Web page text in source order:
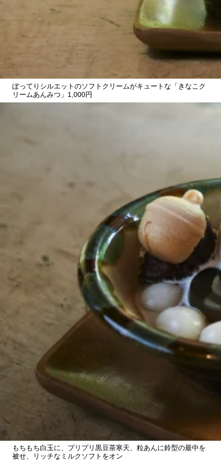
MAIN MENU
SERIES
京都の書店
CULTURE
関西で開催。
おすすめの展覧会
おすすめの映画
誠光社で選びました。
紹介します。
ぽってりシルエットのソフトクリームがキュートな「きなこク
リームあんみつ」1,000円
もちもち白玉に、プリプリ黒豆茶寒天、粒あんに鈴型の最中を
被せ、リッチなミルクソフトをオン